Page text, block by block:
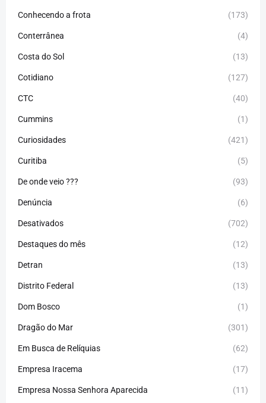
Conhecendo a frota (173)
Conterrânea (4)
Costa do Sol (13)
Cotidiano (127)
CTC (40)
Cummins (1)
Curiosidades (421)
Curitiba (5)
De onde veio ??? (93)
Denúncia (6)
Desativados (702)
Destaques do mês (12)
Detran (13)
Distrito Federal (13)
Dom Bosco (1)
Dragão do Mar (301)
Em Busca de Relíquias (62)
Empresa Iracema (17)
Empresa Nossa Senhora Aparecida (11)